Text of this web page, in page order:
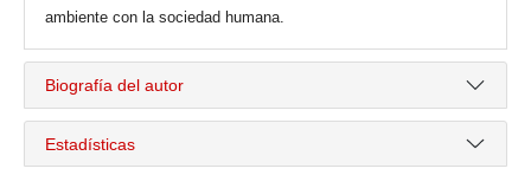
ambiente con la sociedad humana.
Biografía del autor
Estadísticas